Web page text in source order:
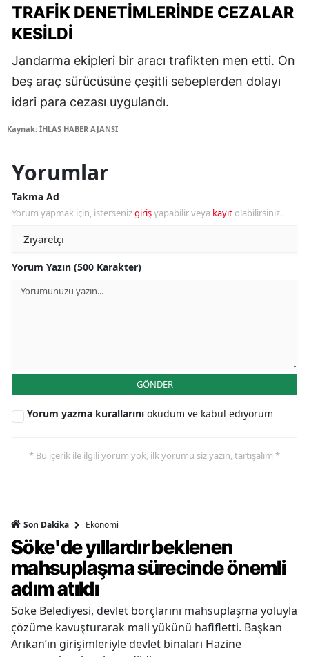
TRAFIK DENETIMLERINDE CEZALAR
KESILDI
Jandarma ekipleri bir aracı trafikten men etti. On
beş araç sürücüsüne çeşitli sebeplerden dolayı
idari para cezası uygulandı.
Kaynak: İHLAS HABER AJANSI
Yorumlar
Takma Ad
Yorum yapmak için, istersenizgirişyapabilir veya kayıt olabilirsiniz.
Yorum Yazın (500 Karakter)
GÖNDER
Yorum yazma kurallarını okudum ve kabul ediyorum
* Bu içerik ile ilgili yorum yok, ilk yorumu siz yazın, tartışalım *
Son Dakika Ekonomi
Söke'de yıllardır beklenen
mahsuplaşma sürecinde önemli
adım atıldı
Söke Belediyesi, devlet borçlarını mahsuplaşma yoluyla
çözüme kavuşturarak mali yükünü hafifletti. Başkan
Arıkan’ın girişimleriyle devlet binaları Hazine